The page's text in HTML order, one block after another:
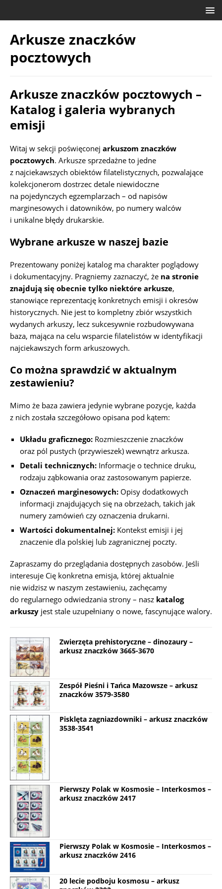
Arkusze znaczków
pocztowych
Arkusze znaczków pocztowych –
Katalog i galeria wybranych
emisji
Witaj w sekcji poświęconej arkuszom znaczków
pocztowych. Arkusze sprzedażne to jedne
z najciekawszych obiektów filatelistycznych, pozwalające
kolekcjonerom dostrzec detale niewidoczne
na pojedynczych egzemplarzach – od napisów
marginesowych i datowników, po numery walców
i unikalne błędy drukarskie.
Wybrane arkusze w naszej bazie
Prezentowany poniżej katalog ma charakter poglądowy
i dokumentacyjny. Pragniemy zaznaczyć, że na stronie
znajdują się obecnie tylko niektóre arkusze,
stanowiące reprezentację konkretnych emisji i okresów
historycznych. Nie jest to kompletny zbiór wszystkich
wydanych arkuszy, lecz sukcesywnie rozbudowywana
baza, mająca na celu wsparcie filatelistów w identyfikacji
najciekawszych form arkuszowych.
Co można sprawdzić w aktualnym
zestawieniu?
Mimo że baza zawiera jedynie wybrane pozycje, każda
z nich została szczegółowo opisana pod kątem:
Układu graficznego: Rozmieszczenie znaczków
oraz pól pustych (przywieszek) wewnątrz arkusza.
Detali technicznych: Informacje o technice druku,
rodzaju ząbkowania oraz zastosowanym papierze.
Oznaczeń marginesowych: Opisy dodatkowych
informacji znajdujących się na obrzeżach, takich jak
numery zamówień czy oznaczenia drukarni.
Wartości dokumentalnej: Kontekst emisji i jej
znaczenie dla polskiej lub zagranicznej poczty.
Zapraszamy do przeglądania dostępnych zasobów. Jeśli
interesuje Cię konkretna emisja, której aktualnie
nie widzisz w naszym zestawieniu, zachęcamy
do regularnego odwiedzania strony – nasz katalog
arkuszy jest stale uzupełniany o nowe, fascynujące walory.
Zwierzęta prehistoryczne – dinozaury –
arkusz znaczków 3665-3670
Zespół Pieśni i Tańca Mazowsze – arkusz
znaczków 3579-3580
Pisklęta zagniazdowniki – arkusz znaczków
3538-3541
Pierwszy Polak w Kosmosie – Interkosmos –
arkusz znaczków 2417
Pierwszy Polak w Kosmosie – Interkosmos –
arkusz znaczków 2416
20 lecie podboju kosmosu – arkusz